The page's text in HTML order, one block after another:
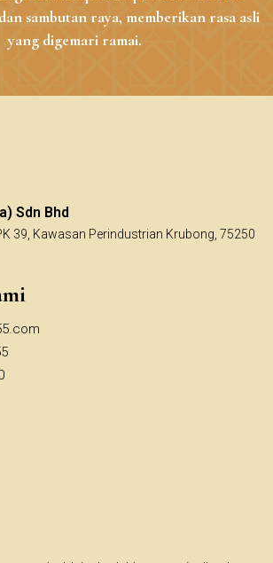
sambutan raya, memberikan rasa asli
yang digemari ramai.
Sdn Bhd
39, Kawasan Perindustrian Krubong, 75250